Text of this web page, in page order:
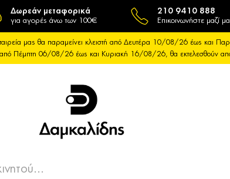
Δωρεάν μεταφορικά
για αγορές άνω των 100€
210 9410 888
Επικοινωνήστε μαζί
μας θα παραμείνει κλειστή από Δευτέρα 10/08/26 έως και
από Πέμπτη 06/08/26 έως και Κυριακή 16/08/26, θα εκτελεσθούν